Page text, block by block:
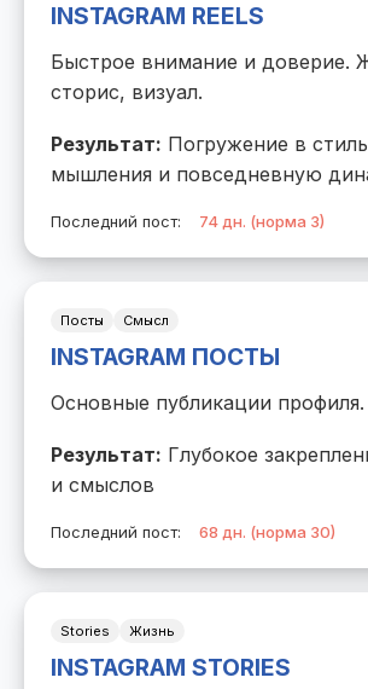
INSTAGRAM REELS
Быстрое внимание и доверие.
сторис, визуал.
Результат: Погружение в
мышления и повседневную
Последний пост: 74 дн. (норма 3)
Посты Смысл
INSTAGRAM ПОСТЫ
Основные публикации профиля.
Результат: Глубокое
и смыслов
Последний пост: 68 дн. (норма 30)
Stories Жизнь
INSTAGRAM STORIES